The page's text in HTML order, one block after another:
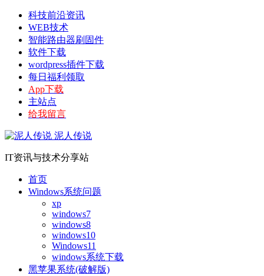
科技前沿资讯
WEB技术
智能路由器刷固件
软件下载
wordpress插件下载
每日福利领取
App下载
主站点
给我留言
泥人传说
IT资讯与技术分享站
首页
Windows系统问题
xp
windows7
windows8
windows10
Windows11
windows系统下载
黑苹果系统(破解版)